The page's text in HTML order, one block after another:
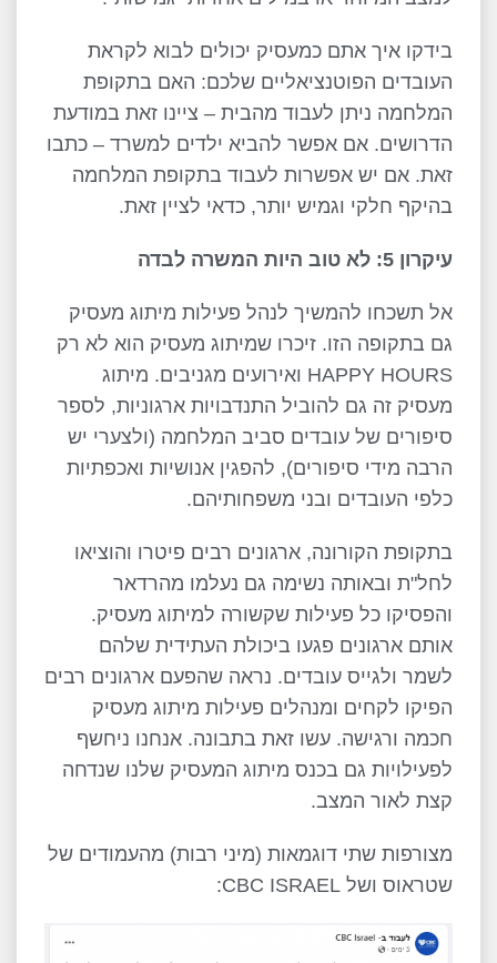
בידקו איך אתם כמעסיק יכולים לבוא לקראת
העובדים הפוטנציאליים שלכם: האם בתקופת
המלחמה ניתן לעבוד מהבית – ציינו זאת במודעת
הדרושים. אם אפשר להביא ילדים למשרד – כתבו
זאת. אם יש אפשרות לעבוד בתקופת המלחמה
בהיקף חלקי וגמיש יותר, כדאי לציין זאת.
עיקרון 5: לא טוב היות המשרה לבדה
אל תשכחו להמשיך לנהל פעילות מיתוג מעסיק
גם בתקופה הזו. זיכרו שמיתוג מעסיק הוא לא רק
HAPPY HOURS ואירועים מגניבים. מיתוג
מעסיק זה גם להוביל התנדבויות ארגוניות, לספר
סיפורים של עובדים סביב המלחמה (ולצערי יש
הרבה מידי סיפורים), להפגין אנושיות ואכפתיות
כלפי העובדים ובני משפחותיהם.
בתקופת הקורונה, ארגונים רבים פיטרו והוציאו
לחל"ת ובאותה נשימה גם נעלמו מהרדאר
והפסיקו כל פעילות שקשורה למיתוג מעסיק.
אותם ארגונים פגעו ביכולת העתידית שלהם
לשמר ולגייס עובדים. נראה שהפעם ארגונים רבים
הפיקו לקחים ומנהלים פעילות מיתוג מעסיק
חכמה ורגישה. עשו זאת בתבונה. אנחנו ניחשף
לפעילויות גם בכנס מיתוג המעסיק שלנו שנדחה
קצת לאור המצב.
מצורפות שתי דוגמאות (מיני רבות) מהעמודים של
שטראוס ושל CBC ISRAEL: